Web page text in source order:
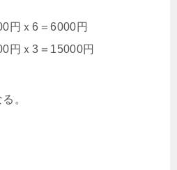
円ｘ6＝6000円
円ｘ3＝15000円
。